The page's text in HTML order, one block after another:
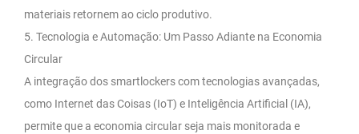
materiais retornem ao ciclo produtivo.
5. Tecnologia e Automação: Um Passo Adiante na Economia
Circular
A integração dos smartlockers com tecnologias avançadas,
como Internet das Coisas (IoT) e Inteligência Artificial (IA),
permite que a economia circular seja mais monitorada e